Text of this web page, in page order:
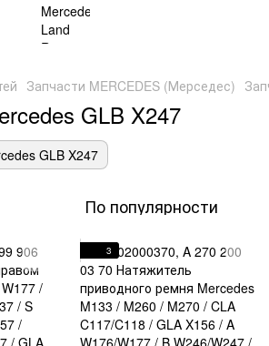
Запчасти MERCEDES (Мерседес)
GLB X247
GLB X247
По популярности
3